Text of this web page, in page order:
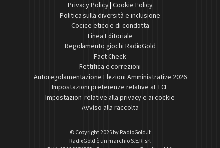
Privacy Policy| Cookie Policy
Politica sulla diversità e inclusione
Codice etico e di condotta
Linea Editoriale
Regolamento giochi RadioGold
Fact Check
Rettifica e correzioni
Autoregolamentazione Elezioni Amministrative 2026
Impostazioni preferenze relative al TCF
Impostazioni relative alla privacy e ai cookie
Avviso alla raccolta
© Copyright 2026 byRadioGold.it
RadioGold è un marchio S.E.R. srl